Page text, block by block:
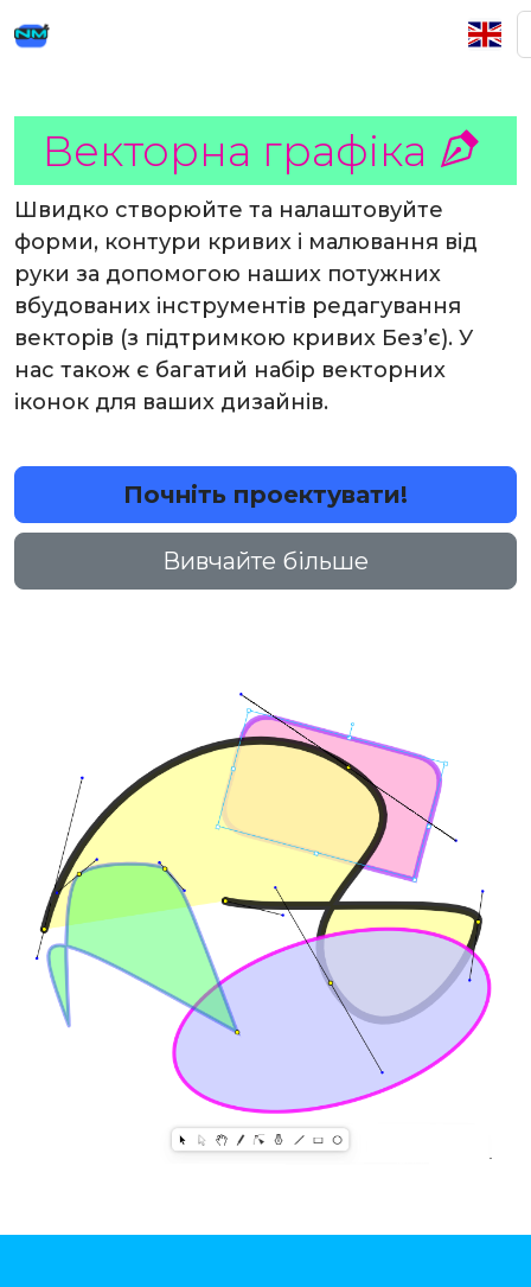
Векторна графіка
Швидко створюйте та налаштовуйте
форми, контури кривих і малювання від
руки за допомогою наших потужних
вбудованих інструментів редагування
векторів (з підтримкою кривих Без’є). У
нас також є багатий набір векторних
іконок для ваших дизайнів.
Почніть проектувати!
Вивчайте більше